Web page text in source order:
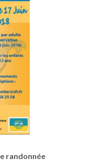
randonnée